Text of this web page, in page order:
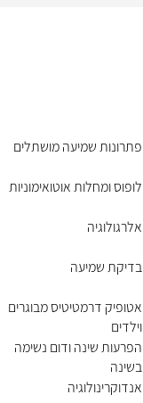
פתרונות שמיעה מושתלים
לופוס ומחלות אוטואימוניות
אלרגולוגיה
בדיקת שמיעה
אטופיק דרמטיטיס מבוגרים
וילדים
הפרעות שינה ודום נשימה
בשינה
אנדוקרינולוגיה